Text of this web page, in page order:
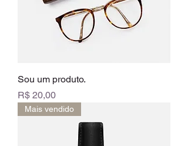
Sou um produto.
Preço
R$ 20,00
Mais vendido